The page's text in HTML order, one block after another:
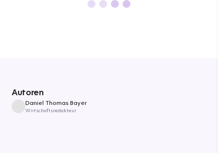
Autoren
Daniel Thomas Bayer
Wirtschaftsredakteur